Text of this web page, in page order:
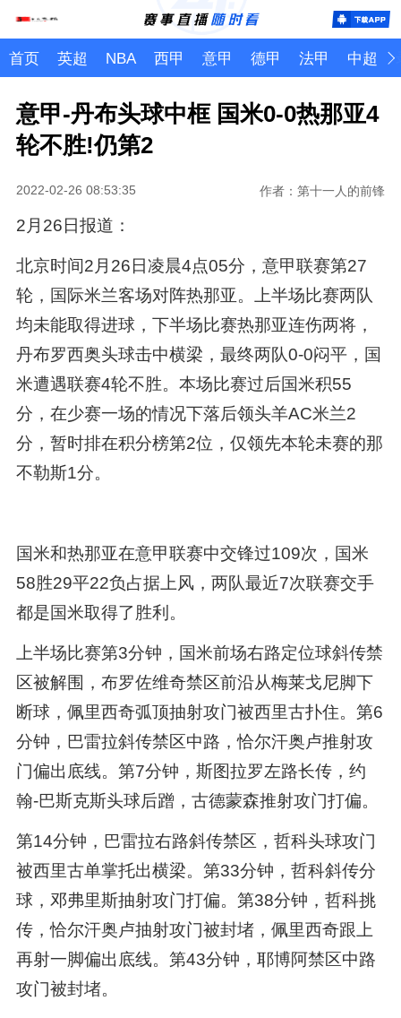
首页 英超 NBA 西甲 意甲 德甲 法甲 中超
意甲-丹布头球中框 国米0-0热那亚4
轮不胜!仍第2
2022-02-26 08:53:35 作者：第十一人的前锋
2月26日报道：
北京时间2月26日凌晨4点05分，意甲联赛第27
轮，国际米兰客场对阵热那亚。上半场比赛两队
均未能取得进球，下半场比赛热那亚连伤两将，
丹布罗西奥头球击中横梁，最终两队0-0闷平，国
米遭遇联赛4轮不胜。本场比赛过后国米积55
分，在少赛一场的情况下落后领头羊AC米兰2
分，暂时排在积分榜第2位，仅领先本轮未赛的那
不勒斯1分。
国米和热那亚在意甲联赛中交锋过109次，国米
58胜29平22负占据上风，两队最近7次联赛交手
都是国米取得了胜利。
上半场比赛第3分钟，国米前场右路定位球斜传禁
区被解围，布罗佐维奇禁区前沿从梅莱戈尼脚下
断球，佩里西奇弧顶抽射攻门被西里古扑住。第6
分钟，巴雷拉斜传禁区中路，恰尔汗奥卢推射攻
门偏出底线。第7分钟，斯图拉罗左路长传，约
翰-巴斯克斯头球后蹭，古德蒙森推射攻门打偏。
第14分钟，巴雷拉右路斜传禁区，哲科头球攻门
被西里古单掌托出横梁。第33分钟，哲科斜传分
球，邓弗里斯抽射攻门打偏。第38分钟，哲科挑
传，恰尔汗奥卢抽射攻门被封堵，佩里西奇跟上
再射一脚偏出底线。第43分钟，耶博阿禁区中路
攻门被封堵。